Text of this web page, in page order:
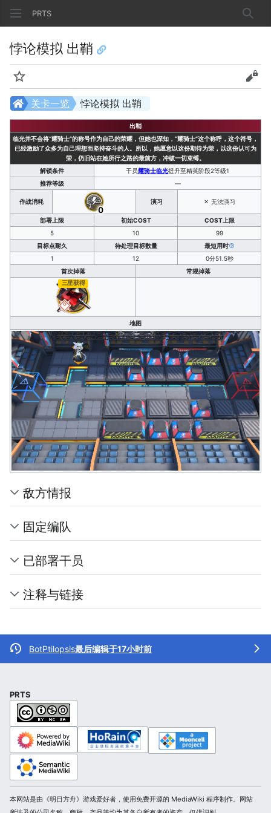
PRTS 搜索
悖论模拟 出鞘
监视 查看
悖论模拟 出鞘
关卡一览
出鞘
临光并不会将“耀骑士”的称号作为自己的荣耀，但她也深知，“耀骑士”这个称呼，这个符号，
已经激励了众多为自己理想而坚持奋斗的人。所以，她愿意以这份期待为荣，以这份认可为
荣，仍旧站在她所行之路的最前方，冲破一切束缚。
解锁条件
干员耀骑士临光提升至精英阶段2等级1
推荐等级
—
作战消耗
0
演习 无法演习
部署上限 初始COST
COST上限
5
10
99
目标点耐久
待处理目标数量
最短用时
1
12
0分51.5秒
首次掉落
常规掉落
三星获得
地图
敌方情报
固定编队
已部署干员
注释与链接
BotPtilopsis最后编辑于17小时前
PRTS
本网站是由《明日方舟》游戏爱好者，使用免费开源的 MediaWiki 程序制作。网站